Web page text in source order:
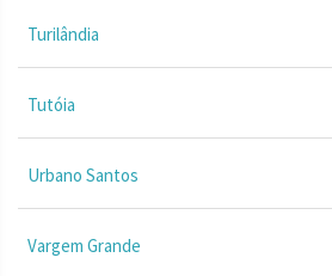
Turilândia
Tutóia
Urbano Santos
Vargem Grande